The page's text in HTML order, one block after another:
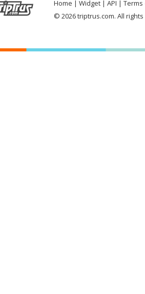
Home Widget API
Terms
© 2026 triptrus.com. All